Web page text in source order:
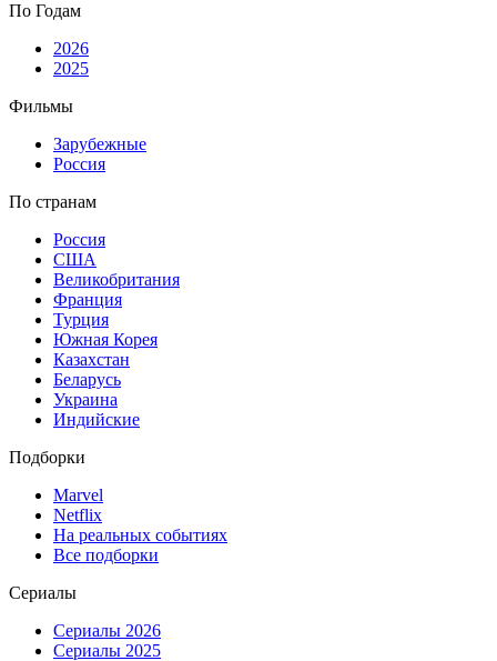
По Годам
2026
2025
Фильмы
Зарубежные
Россия
По странам
Россия
США
Великобритания
Франция
Турция
Южная Корея
Казахстан
Беларусь
Украина
Индийские
Подборки
Marvel
Netflix
На реальных событиях
Все подборки
Сериалы
Сериалы 2026
Сериалы 2025